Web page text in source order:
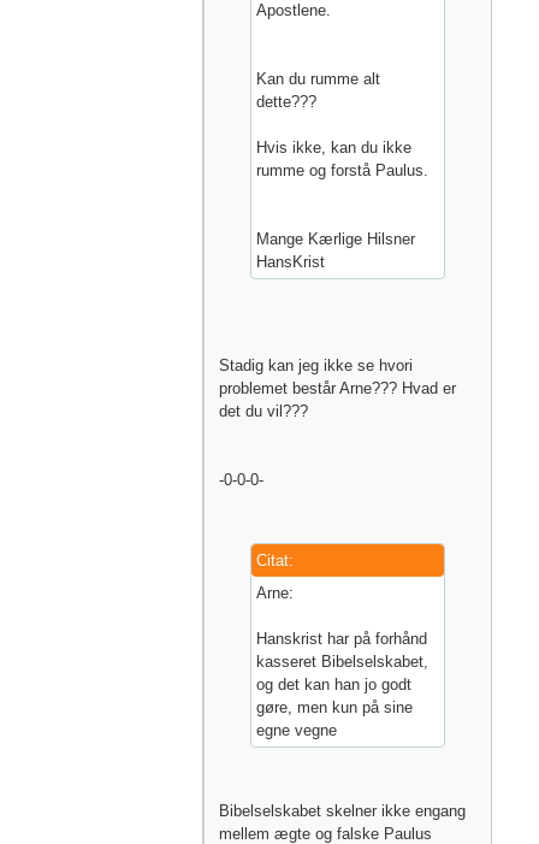
Apostlene.
Kan du rumme alt
dette???
Hvis ikke, kan du ikke
rumme og forstå Paulus.
Mange Kærlige Hilsner
HansKrist
Stadig kan jeg ikke se hvori
problemet består Arne??? Hvad er
det du vil???
-0-0-0-
Citat:
Arne:
Hanskrist har på forhånd
kasseret Bibelselskabet,
og det kan han jo godt
gøre, men kun på sine
egne vegne
Bibelselskabet skelner ikke engang
mellem ægte og falske Paulus